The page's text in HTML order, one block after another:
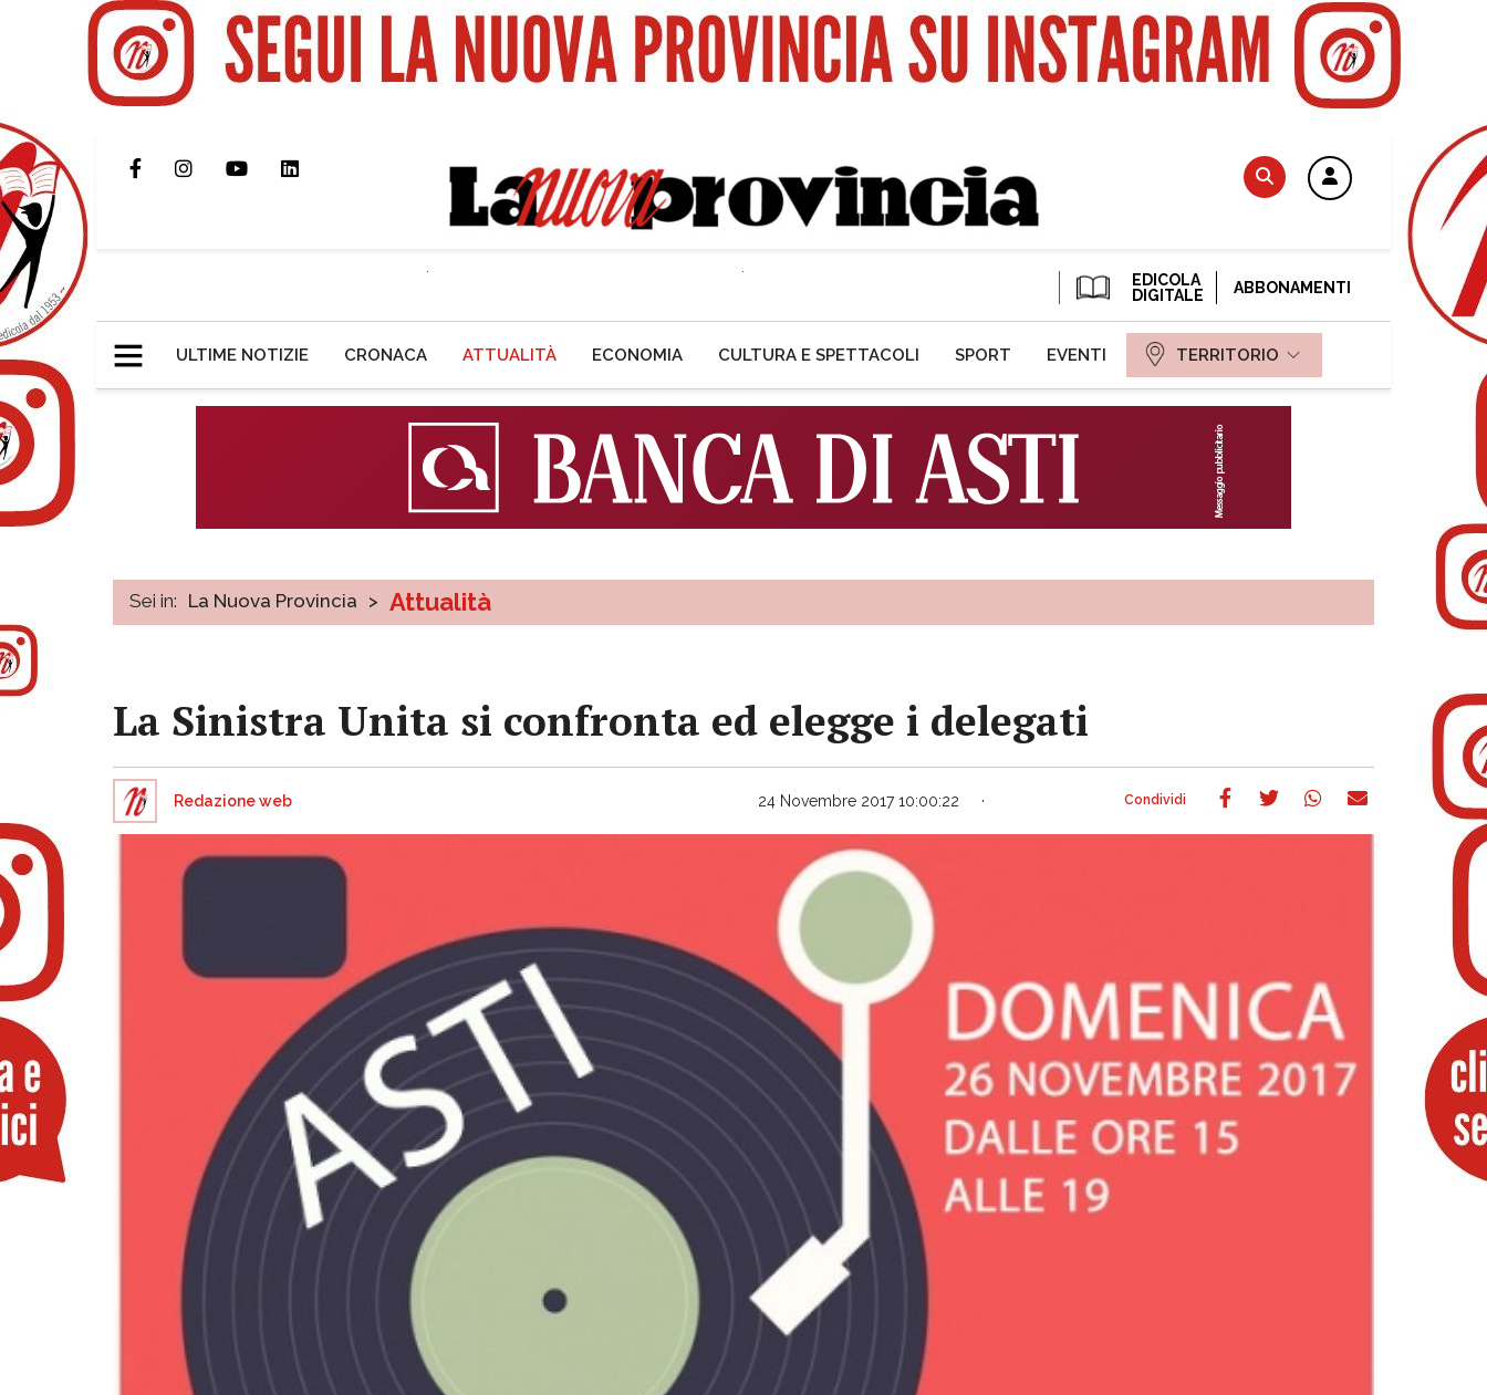
EDICOLA
DIGITALE
ABBONAMENTI
ULTIME NOTIZIE CRONACA ATTUALITÀ ECONOMIA CULTURA E SPETTACOLI SPORT EVENTI TERRITORIO
Sei in: La Nuova Provincia > Attualità
La Sinistra Unita si confronta ed elegge i delegati
Redazione web 24 Novembre 2017 10:00:22